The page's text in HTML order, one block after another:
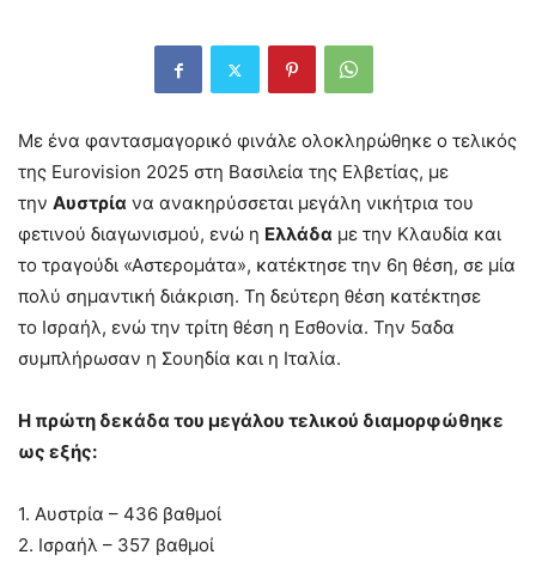
Με ένα φαντασμαγορικό φινάλε ολοκληρώθηκε ο τελικός
της Eurovision 2025 στη Βασιλεία της Ελβετίας, με
την Αυστρία να ανακηρύσσεται μεγάλη νικήτρια του
φετινού διαγωνισμού, ενώ η Ελλάδα με την Κλαυδία και
το τραγούδι «Αστερομάτα», κατέκτησε την 6η θέση, σε μία
πολύ σημαντική διάκριση. Τη δεύτερη θέση κατέκτησε
το Ισραήλ, ενώ την τρίτη θέση η Εσθονία. Την 5αδα
συμπλήρωσαν η Σουηδία και η Ιταλία.
Η πρώτη δεκάδα του μεγάλου τελικού διαμορφώθηκε
ως εξής:
1. Αυστρία – 436 βαθμοί
2. Ισραήλ – 357 βαθμοί